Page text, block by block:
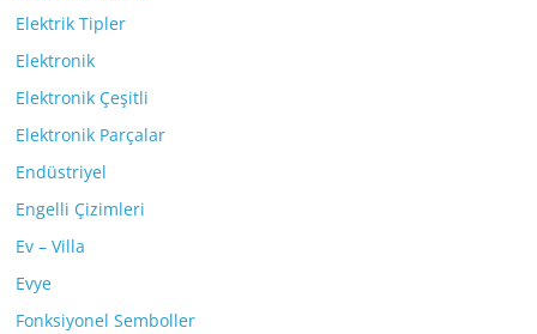
Elektrik Tipler
Elektronik
Elektronik Çeşitli
Elektronik Parçalar
Endüstriyel
Engelli Çizimleri
Ev – Villa
Evye
Fonksiyonel Semboller